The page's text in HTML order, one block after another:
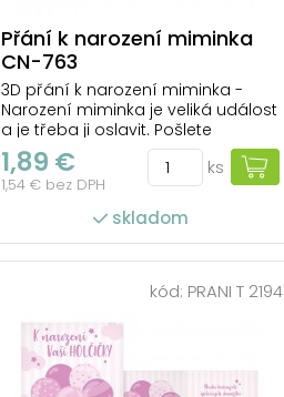
Přání k narození miminka
CN-763
3D přání k narození miminka -
Narození miminka je veliká událost
a je třeba ji oslavit. Pošlete
novopečené mamince a tatínkovi
blahopřání, které je zajisté potěší,
a které jim bude připomínat
radostné narození jejich miminka.
Při otevření přání se zobrazí 3D
obrázek. Přání je baleno v sá...
1,89 €
1,54 € bez DPH
ks
skladom
kód: PRANI T 2194